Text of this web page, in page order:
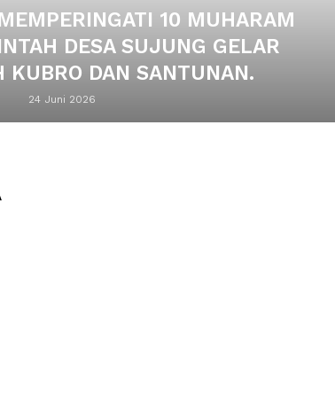
10 MUHARAM
DESA SUJUNG GELAR
KUBRO DAN SANTUNAN.
24 Juni 2026